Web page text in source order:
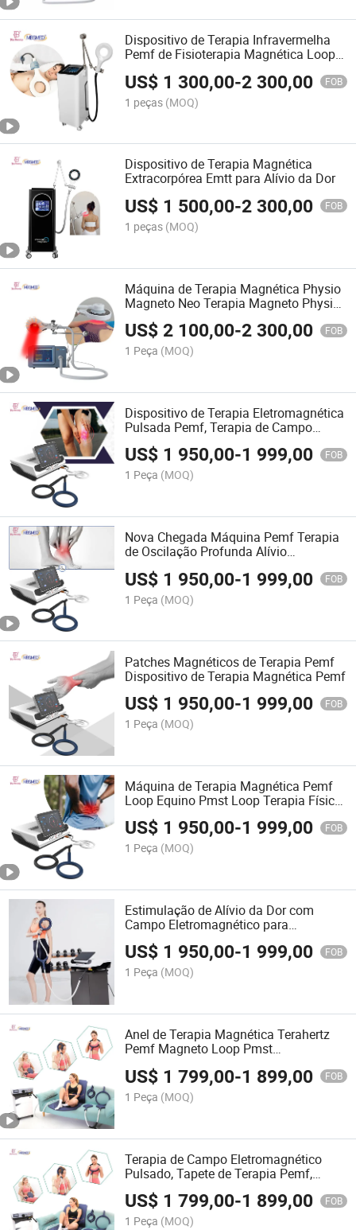
Dispositivo de Terapia Infravermelha
Pemf de Fisioterapia Magnética Loop
US$ 1 300,00-2 300,00 FOB
1 peças (MOQ)
Dispositivo de Terapia Magnética
Extracorpórea Emtt para Alívio da Dor
US$ 1 500,00-2 300,00 FOB
1 peças (MOQ)
Máquina de Terapia Magnética Physio
Magneto Neo Terapia Magneto Physio
Magneto Tecnologias de Terapia
Magnética
US$2 100,00-2 300,00 FOB
1 Peça (MOQ)
Dispositivo de Terapia Eletromagnética
Pulsada Pemf, Terapia de Campo
Magnético com Bobina Pmst,
Fisioterapia para Terapia Corporal
US$ 1 950,00-1 999,00 FOB
1 Peça (MOQ)
Nova Chegada Máquina Pemf Terapia
de Oscilação Profunda Alívio
Alta Intensidade
US$ 1 950,00-1 999,00 FOB
1 Peça (MOQ)
Patches Magnéticos de Terapia Pemf
Dispositivo de Terapia Magnética Pemf
US$ 1 950,00-1 999,00 FOB
1 Peça (MOQ)
Máquina de Terapia Magnética Pemf
Loop Equino Pmst Loop Terapia Física
Magnética Pmst de Alta Potência para
Humanos e Cavalos
US$ 1 950,00-1 999,00 FOB
1 Peça (MOQ)
Estimulação de Alívio da Dor com
Campo Eletromagnético para
Relaxamento Muscular nas Costas e
Ombros
US$ 1 950,00-1 999,00 FOB
1 Peça (MOQ)
Anel de Terapia Magnética Terahertz
Pemf Magneto Loop Pmst
Terapia Física
US$ 1 799,00-1 899,00 FOB
1 Peça (MOQ)
Terapia de Campo Eletromagnético
Pulsado, Tapete de Terapia Pemf,
Terapia Emtt, Dispositivo Máquina
Loop PRO, Magnetoterapia
US$ 1 799,00-1 899,00 FOB
1 Peça (MOQ)